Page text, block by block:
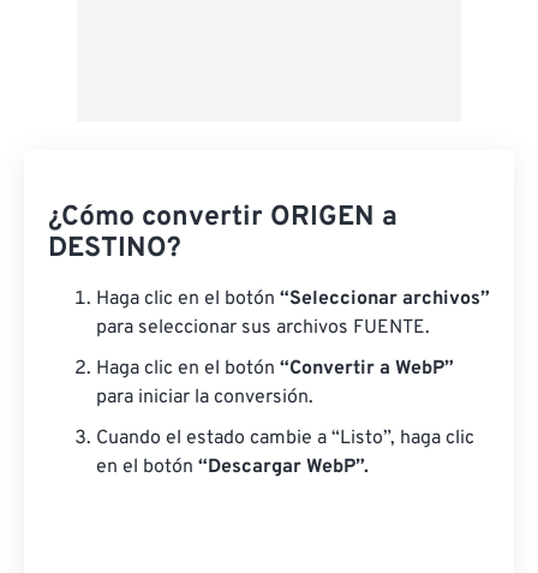
¿Cómo convertir ORIGEN a
DESTINO?
Haga clic en el botón “Seleccionar archivos”
para seleccionar sus archivos FUENTE.
Haga clic en el botón “Convertir a WebP”
para iniciar la conversión.
Cuando el estado cambie a “Listo”, haga clic
en el botón “Descargar WebP”.